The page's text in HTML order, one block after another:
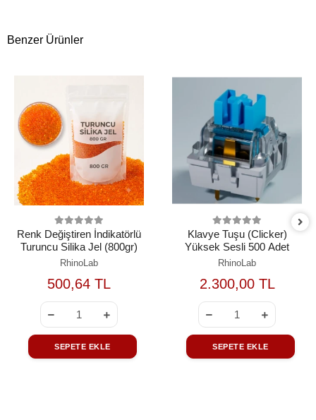
Benzer Ürünler
Renk Değiştiren İndikatörlü
Turuncu Silika Jel (800gr)
RhinoLab
500,64 TL
SEPETE EKLE
Klavye Tuşu (Clicker)
Yüksek Sesli 500 Adet
RhinoLab
2.300,00 TL
SEPETE EKLE